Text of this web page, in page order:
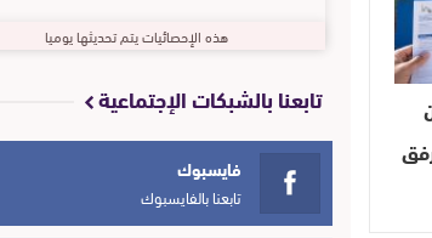
هذه الإحصائيات يتم تحديثها يوميا
تابعنا بالشبكات الإجتماعية
فايسبوك
تابعنا بالفايسبوك